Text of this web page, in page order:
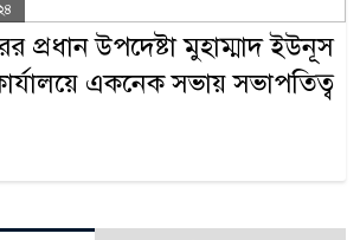
প্রধান উপদেষ্টা মুহাম্মাদ ইউনূস
একনেক সভায় সভাপতিত্ব